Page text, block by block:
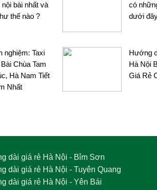
nội bài nhất và
thế nào ?
có
dưới
nghiệm: Taxi
Chùa Tam
Hà Nam Tiết
Nhất
Hướng
Hà Nội
Giá Rẻ
dài giá rẻ Hà Nội - Bỉm Sơn
dài giá rẻ Hà Nội - Tuyên Quang
dài giá rẻ Hà Nội - Yên Bái